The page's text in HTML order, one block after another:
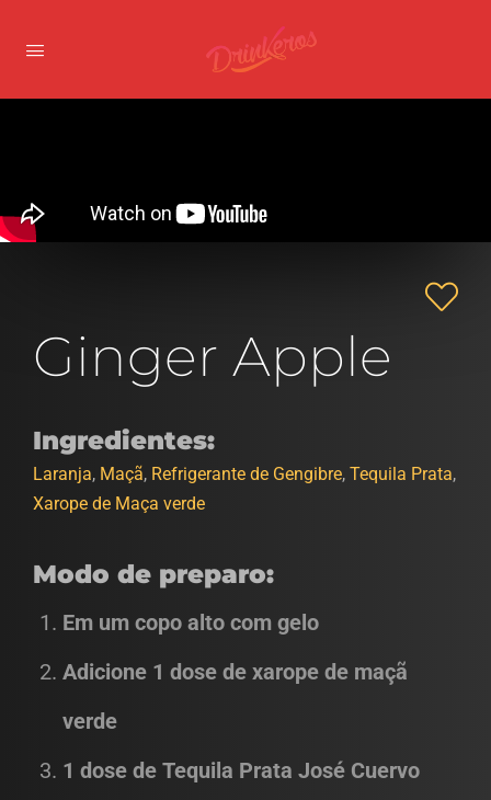
Ginger Apple
Ingredientes:
Laranja, Maçã, Refrigerante de Gengibre, Tequila Prata,
Xarope de Maça verde
Modo de preparo:
Em um copo alto com gelo
Adicione 1 dose de xarope de maçã
verde
1 dose de Tequila Prata José Cuervo